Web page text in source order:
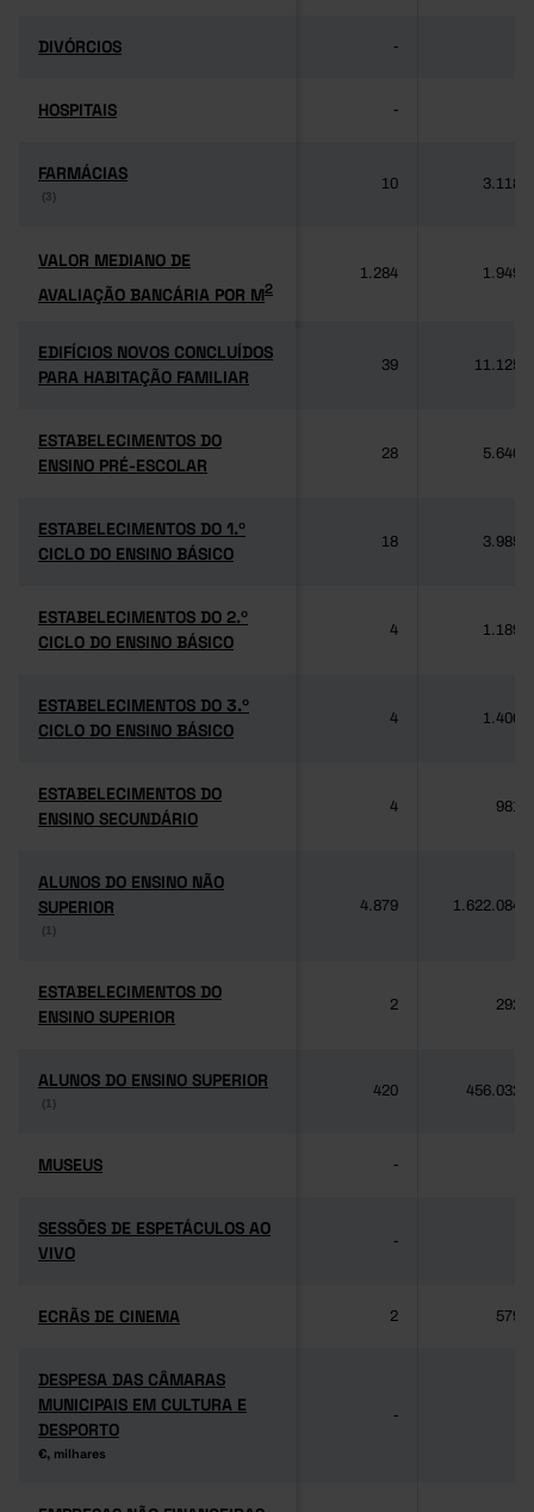
DIVÓRCIOS
DIVÓRCIOS -
HOSPITAIS
HOSPITAIS -
FARMÁCIAS
(3)
FARMÁCIAS
(3)
10 3.118
VALOR MEDIANO DE
AVALIAÇÃO BANCÁRIA POR M2
VALOR MEDIANO DE
AVALIAÇÃO BANCÁRIA POR M2
1.284 1.949
EDIFÍCIOS NOVOS CONCLUÍDOS
PARA HABITAÇÃO FAMILIAR
EDIFÍCIOS NOVOS CONCLUÍDOS
PARA HABITAÇÃO FAMILIAR
39 11.125
ESTABELECIMENTOS DO
ENSINO PRÉ-ESCOLAR
ESTABELECIMENTOS DO
ENSINO PRÉ-ESCOLAR
28 5.640
ESTABELECIMENTOS DO 1.º
CICLO DO ENSINO BÁSICO
ESTABELECIMENTOS DO 1.º
CICLO DO ENSINO BÁSICO
18 3.985
ESTABELECIMENTOS DO 2.º
CICLO DO ENSINO BÁSICO
ESTABELECIMENTOS DO 2.º
CICLO DO ENSINO BÁSICO
4 1.189
ESTABELECIMENTOS DO 3.º
CICLO DO ENSINO BÁSICO
ESTABELECIMENTOS DO 3.º
CICLO DO ENSINO BÁSICO
4 1.406
ESTABELECIMENTOS DO
ENSINO SECUNDÁRIO
ESTABELECIMENTOS DO
ENSINO SECUNDÁRIO
4 981
ALUNOS DO ENSINO NÃO
SUPERIOR
(1)
ALUNOS DO ENSINO NÃO
SUPERIOR
(1)
4.879 1.622.084
ESTABELECIMENTOS DO
ENSINO SUPERIOR
ESTABELECIMENTOS DO
ENSINO SUPERIOR
2 292
ALUNOS DO ENSINO SUPERIOR
(1)
ALUNOS DO ENSINO SUPERIOR
(1)
420 456.032
MUSEUS
MUSEUS -
SESSÕES DE ESPETÁCULOS AO
VIVO
SESSÕES DE ESPETÁCULOS AO
VIVO
-
ECRÃS DE CINEMA
ECRÃS DE CINEMA 2 579
DESPESA DAS CÂMARAS
MUNICIPAIS EM CULTURA E
DESPORTO
€, milhares
DESPESA DAS CÂMARAS
MUNICIPAIS EM CULTURA E
DESPORTO
€, milhares
-